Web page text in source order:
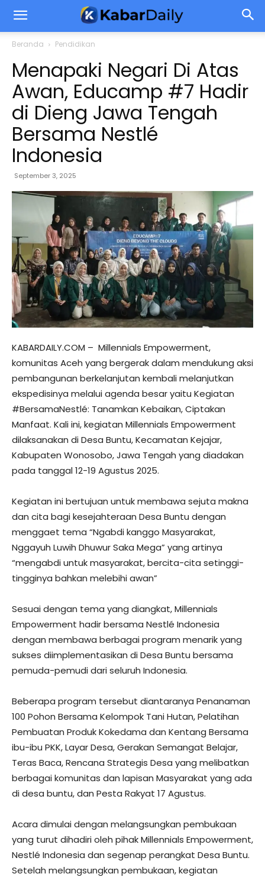
Beranda Pendidikan
Menapaki Negari Di Atas
Awan, Educamp #7 Hadir
di Dieng Jawa Tengah
Bersama Nestlé
Indonesia
September 3, 2025
KABARDAILY.COM – Millennials Empowerment,
komunitas Aceh yang bergerak dalam mendukung aksi
pembangunan berkelanjutan kembali melanjutkan
ekspedisinya melalui agenda besar yaitu Kegiatan
#BersamaNestlé: Tanamkan Kebaikan, Ciptakan
Manfaat. Kali ini, kegiatan Millennials Empowerment
dilaksanakan di Desa Buntu, Kecamatan Kejajar,
Kabupaten Wonosobo, Jawa Tengah yang diadakan
pada tanggal 12-19 Agustus 2025.
Kegiatan ini bertujuan untuk membawa sejuta makna
dan cita bagi kesejahteraan Desa Buntu dengan
menggaet tema “Ngabdi kanggo Masyarakat,
Nggayuh Luwih Dhuwur Saka Mega” yang artinya
“mengabdi untuk masyarakat, bercita-cita setinggi-
tingginya bahkan melebihi awan”
Sesuai dengan tema yang diangkat, Millennials
Empowerment hadir bersama Nestlé Indonesia
dengan membawa berbagai program menarik yang
sukses diimplementasikan di Desa Buntu bersama
pemuda-pemudi dari seluruh Indonesia.
Beberapa program tersebut diantaranya Penanaman
100 Pohon Bersama Kelompok Tani Hutan, Pelatihan
Pembuatan Produk Kokedama dan Kentang Bersama
ibu-ibu PKK, Layar Desa, Gerakan Semangat Belajar,
Teras Baca, Rencana Strategis Desa yang melibatkan
berbagai komunitas dan lapisan Masyarakat yang ada
di desa buntu, dan Pesta Rakyat 17 Agustus.
Acara dimulai dengan melangsungkan pembukaan
yang turut dihadiri oleh pihak Millennials Empowerment,
Nestlé Indonesia dan segenap perangkat Desa Buntu.
Setelah melangsungkan pembukaan, kegiatan